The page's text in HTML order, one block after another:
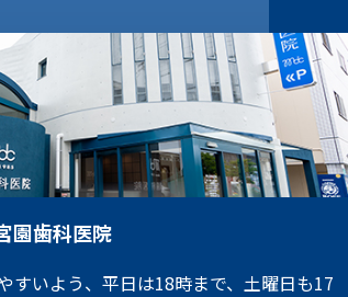
園歯科医院
すいよう、平日は18時まで、土曜日も17